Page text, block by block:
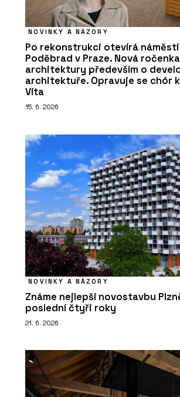
NOVINKY A NÁZORY
Po rekonstrukci otevírá
Poděbrad v Praze. Nová
architektury především o
architektuře. Opravuje se chór
Víta
15. 6. 2026
NOVINKY A NÁZORY
Známe nejlepší novostavbu
poslední čtyři roky
21. 6. 2026